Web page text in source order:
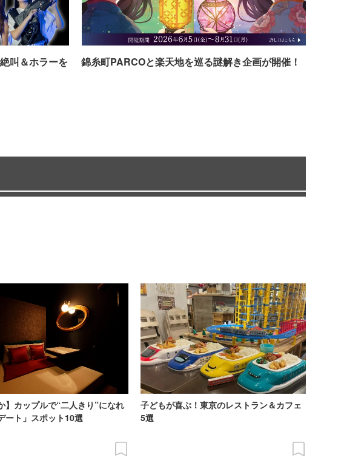
叫＆ホラーを
錦糸町PARCOと楽天地を巡る謎解き企画が開催！
】カップルで“二人きり”になれ
ート」スポット10選
子どもが喜ぶ！東京のレストラン＆カフェ
5選